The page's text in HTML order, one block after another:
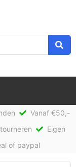
Vanaf €50,-
Eigen
of paypal